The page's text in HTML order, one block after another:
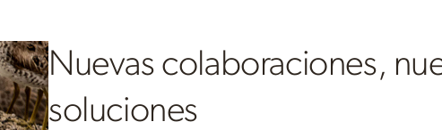
Nuevas colaboraciones,
soluciones